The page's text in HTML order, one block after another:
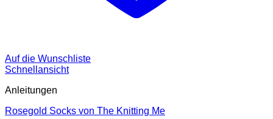
Auf die Wunschliste
Schnellansicht
Anleitungen
Rosegold Socks von The Knitting Me